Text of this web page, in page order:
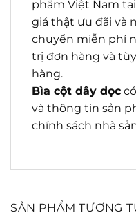
phẩm Việt Nam
giá thật ưu đãi và
chuyển miễn phí
trị đơn hàng và
hàng.
Bìa cột dây dọc
và thông tin sản
chính sách nhà
SẢN PHẨM TƯƠNG